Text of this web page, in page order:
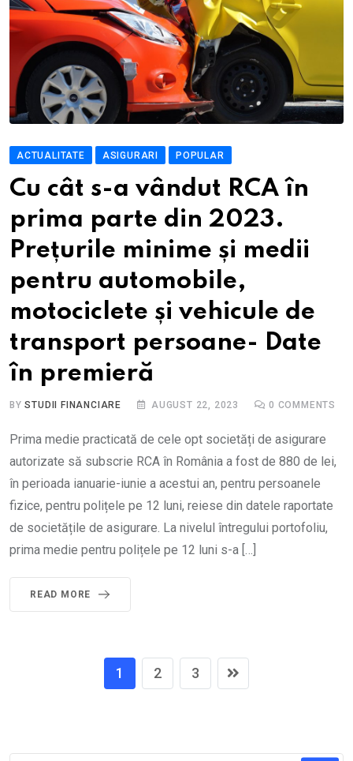
ACTUALITATE ASIGURARI POPULAR
Cu cât s-a vândut RCA în
prima parte din 2023.
Prețurile minime și medii
pentru automobile,
motociclete și vehicule de
transport persoane- Date
în premieră
BYSTUDII FINANCIARE AUGUST 22, 2023 0 COMMENTS
Prima medie practicată de cele opt societăți de asigurare
autorizate să subscrie RCA în România a fost de 880 de lei,
în perioada ianuarie-iunie a acestui an, pentru persoanele
fizice, pentru polițele pe 12 luni, reiese din datele raportate
de societățile de asigurare. La nivelul întregului portofoliu,
prima medie pentru polițele pe 12 luni s-a […]
READ MORE
1 2 3